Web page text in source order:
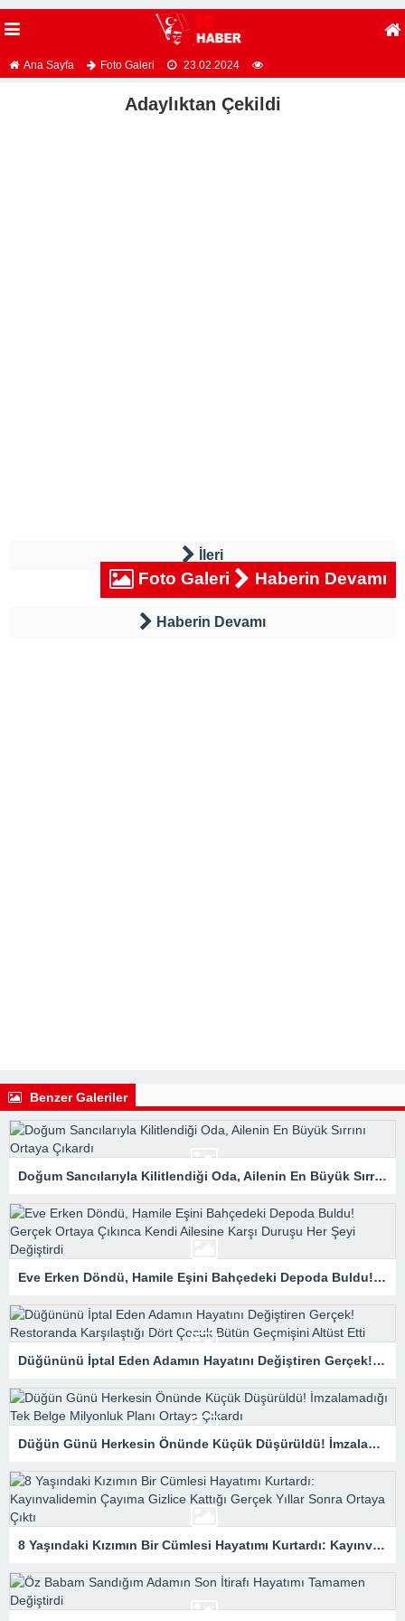
Ana Sayfa Foto Galeri 23.02.2024
Adaylıktan Çekildi
İleri
Foto Galeri Haberin Devamı
Haberin Devamı
Benzer Galeriler
Doğum Sancılarıyla Kilitlendiği Oda, Ailenin En Büyük Sırrını Ortaya Çıkardı
Eve Erken Döndü, Hamile Eşini Bahçedeki Depoda Buldu! Gerçek Ortaya Çıkınca Kendi Ailesine Karşı Duruşu Her Şeyi Değiştirdi
Düğününü İptal Eden Adamın Hayatını Değiştiren Gerçek! Restoranda Karşılaştığı Dört Çocuk Bütün Geçmişini Altüst Etti
Düğün Günü Herkesin Önünde Küçük Düşürüldü! İmzalamadığı Tek Belge Milyonluk Planı Ortaya Çıkardı
8 Yaşındaki Kızımın Bir Cümlesi Hayatımı Kurtardı: Kayınvalidemin Çayıma Gizlice Kattığı Gerçek Yıllar Sonra Ortaya Çıktı